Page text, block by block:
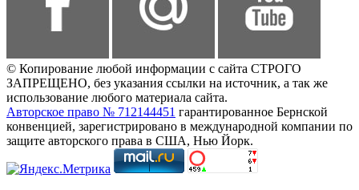
© Копирование любой информации с сайта СТРОГО
ЗАПРЕЩЕНО, без указания ссылки на источник, а так же
использование любого материала сайта.
Авторское право № 712144451 гарантированное Бернской
конвенцией, зарегистрировано в международной компании по
защите авторского права в США, Нью Йорк.